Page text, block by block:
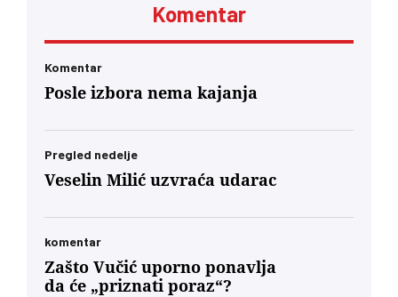
Komentar
Komentar
Posle izbora nema kajanja
Pregled nedelje
Veselin Milić uzvraća udarac
komentar
Zašto Vučić uporno ponavlja
da će „priznati poraz“?